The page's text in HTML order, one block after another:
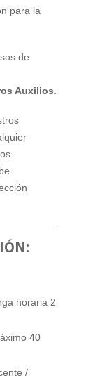
para la
de
Auxilios
horaria 2
40
/